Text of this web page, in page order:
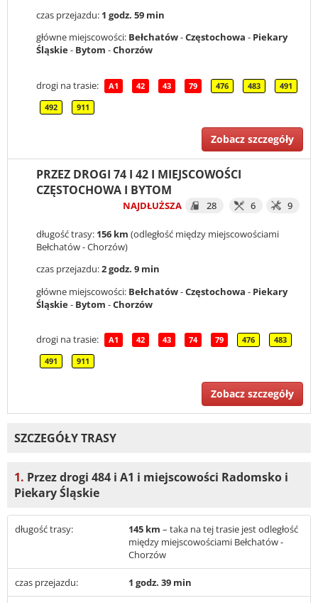
czas przejazdu: 1 godz. 59 min
główne miejscowości: Bełchatów-Częstochowa - Piekary
Śląskie- Bytom -Chorzów
drogi na trasie: A1 42 43 79 476 483 491
492 911
Zobacz szczegóły
PRZEZ DROGI 74 I 42 I MIEJSCOWOŚCI
CZĘSTOCHOWA I BYTOM
NAJDŁUŻSZA 28 6 9
długość trasy: 156 km (odległość między miejscowościami
Bełchatów - Chorzów)
czas przejazdu:2 godz. 9 min
główne miejscowości: Bełchatów-Częstochowa - Piekary
Śląskie- Bytom -Chorzów
drogi na trasie: A1 42 43 74 79 476 483
491 911
Zobacz szczegóły
SZCZEGÓŁY TRASY
1. Przez drogi 484 i A1 i miejscowości Radomsko i
Piekary Śląskie
długość trasy: 145 km – taka na tej trasie jest odległość
między miejscowościami Bełchatów -
Chorzów
czas przejazdu: 1 godz. 39 min